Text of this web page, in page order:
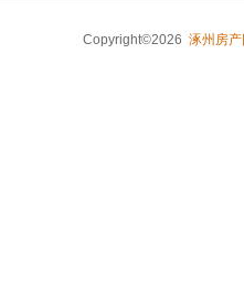
Copyright©2026 涿州房